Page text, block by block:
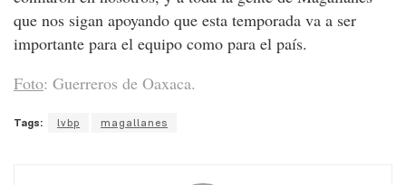
que nos sigan apoyando que esta temporada va a ser
importante para el equipo como para el país.
Foto: Guerreros de Oaxaca.
Tags: lvbp magallanes